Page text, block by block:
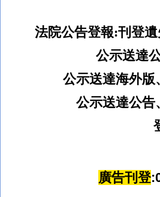
法院公告登報:刊登
公示送達
公示送達海外版
公示送達公告
廣告刊登